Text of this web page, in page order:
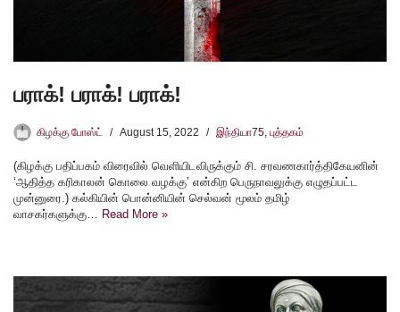
பராக்! பராக்! பராக்!
கிழக்கு போஸ்ட் August 15, 2022 இந்தியா75 புத்தகம்
(கிழக்கு பதிப்பகம் விரைவில் வெளியிடவிருக்கும் சி. சரவணகார்த்திகேயனின்
‘ஆதித்த கரிகாலன் கொலை வழக்கு’ என்கிற‌ பெருநாவலுக்கு எழுதப்பட்ட
முன்னுரை.) கல்கியின் பொன்னியின் செல்வன் மூலம் தமிழ்
வாசகர்களுக்கு… Read More »